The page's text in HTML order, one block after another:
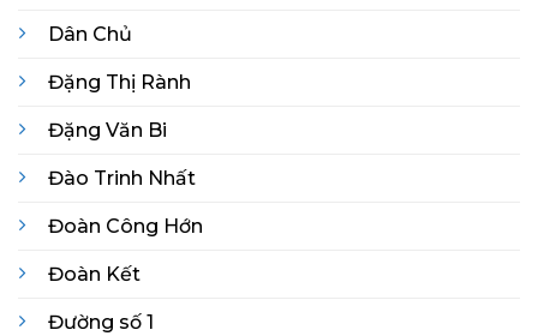
Dân Chủ
Đặng Thị Rành
Đặng Văn Bi
Đào Trinh Nhất
Đoàn Công Hớn
Đoàn Kết
Đường số 1